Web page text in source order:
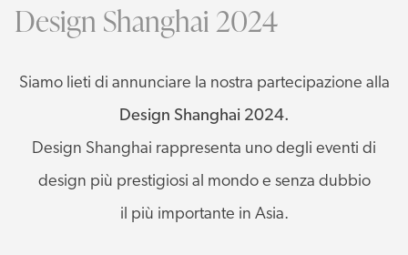
Design Shanghai 2024
Siamo lieti di annunciare la nostra partecipazione alla
Design Shanghai 2024.
Design Shanghai rappresenta uno degli eventi di
design più prestigiosi al mondo e senza dubbio
il più importante in Asia.